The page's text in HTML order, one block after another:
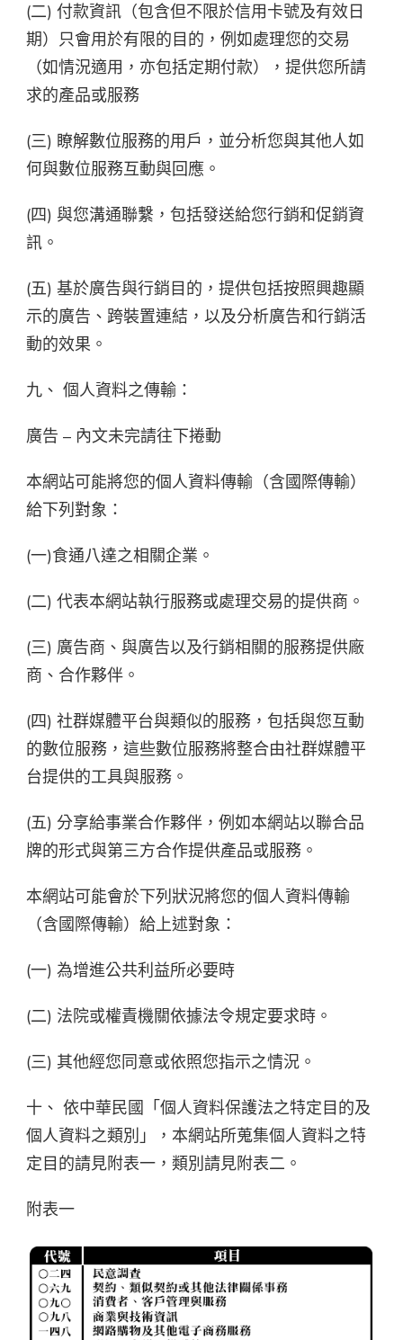
(二) 付款資訊（包含但不限於信用卡號及有效日
期）只會用於有限的目的，例如處理您的交易
（如情況適用，亦包括定期付款），提供您所請
求的產品或服務
(三) 瞭解數位服務的用戶，並分析您與其他人如
何與數位服務互動與回應。
(四) 與您溝通聯繫，包括發送給您行銷和促銷資
訊。
(五) 基於廣告與行銷目的，提供包括按照興趣顯
示的廣告、跨裝置連結，以及分析廣告和行銷活
動的效果。
九、 個人資料之傳輸：
廣告 – 內文未完請往下捲動
本網站可能將您的個人資料傳輸（含國際傳輸）
給下列對象：
(一)食通八達之相關企業。
(二) 代表本網站執行服務或處理交易的提供商。
(三) 廣告商、與廣告以及行銷相關的服務提供廠
商、合作夥伴。
(四) 社群媒體平台與類似的服務，包括與您互動
的數位服務，這些數位服務將整合由社群媒體平
台提供的工具與服務。
(五) 分享給事業合作夥伴，例如本網站以聯合品
牌的形式與第三方合作提供產品或服務。
本網站可能會於下列狀況將您的個人資料傳輸
（含國際傳輸）給上述對象：
(一) 為增進公共利益所必要時
(二) 法院或權責機關依據法令規定要求時。
(三) 其他經您同意或依照您指示之情況。
十、 依中華民國「個人資料保護法之特定目的及
個人資料之類別」，本網站所蒐集個人資料之特
定目的請見附表一，類別請見附表二。
附表一